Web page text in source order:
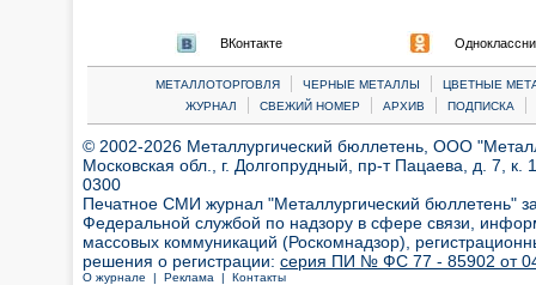
ВКонтакте
МЕТАЛЛОТОРГОВЛЯ | ЧЕРНЫЕ МЕТАЛЛЫ |
ЦВЕТНЫЕ
ЖУРНАЛ
| СВЕЖИЙ НОМЕР | АРХИВ | ПОДПИСКА |
© 2002-2026 Металлургический бюллетень, ООО
Московская обл., г. Долгопрудный, пр-т Пацаева, д. 7,
0300
Печатное СМИ журнал "Металлургический бюллетень"
Федеральной службой по надзору в сфере связи,
массовых коммуникаций (Роскомнадзор),
решения о регистрации: серия ПИ № ФС 77 - 85902 от 04
О журнале | Реклама | Контакты